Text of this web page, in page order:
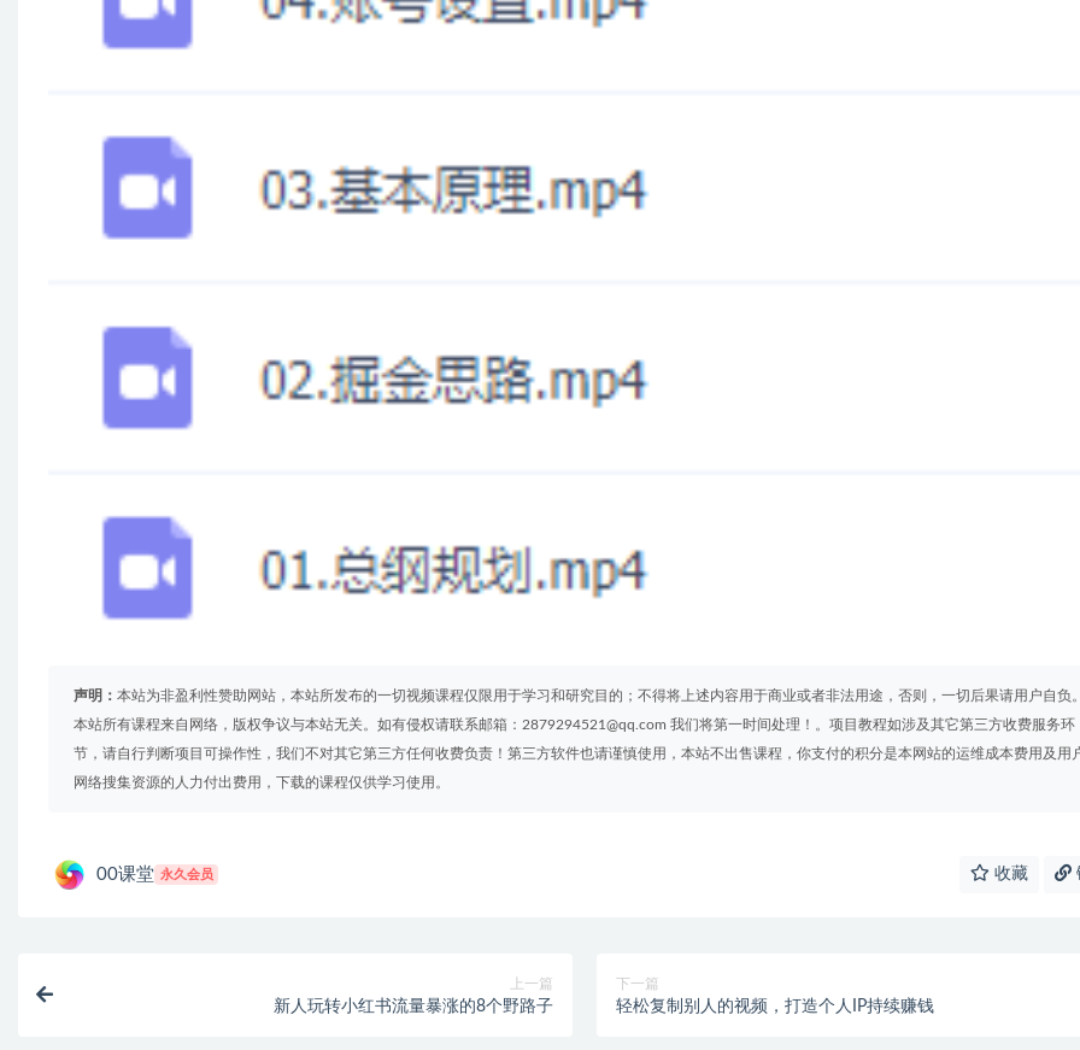
声明： 本站为非盈利性赞助网站，本站所发布的一切视频课程仅限用于学习和研究目的；不得将上述内容用于商业或者非法用途，否则，一切后果请用户自负
本站所有课程来自网络，版权争议与本站无关。如有侵权请联系邮箱：2879294521@qq.com 我们将第一时间处理！。项目教程如涉及其它第三方收费服务环
节，请自行判断项目可操作性，我们不对其它第三方任何收费负责！第三方软件也请谨慎使用，本站不出售课程，你支付的积分是本网站的运维成本费用及用
网络搜集资源的人力付出费用，下载的课程仅供学习使用。
00课堂 永久会员 收藏
上一篇
新人玩转小红书流量暴涨的8个野路子
下一篇
轻松复制别人的视频，打造个人IP持续赚钱